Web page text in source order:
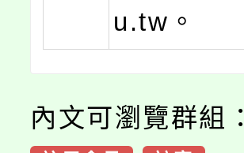
u.tw。
內文可瀏覽群組：